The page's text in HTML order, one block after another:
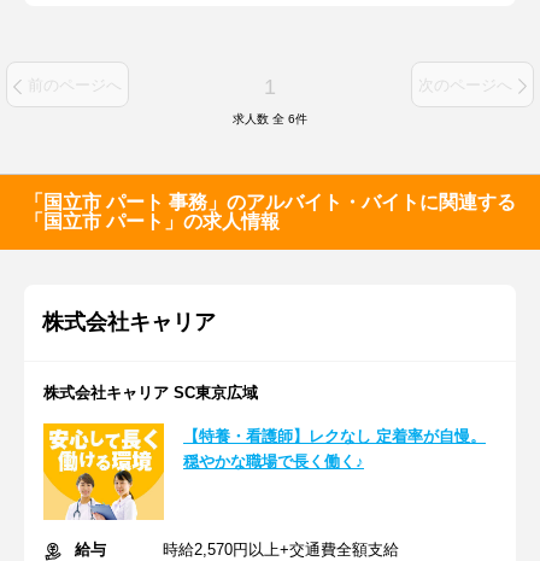
前のページへ 1 次のページへ
求人数 全 6件
「国立市 パート 事務」のアルバイト・バイトに関連する
「国立市 パート」の求人情報
株式会社キャリア
株式会社キャリア SC東京広域
【特養・看護師】レクなし 定着率が自慢。
穏やかな職場で長く働く♪
給与 時給2,570円以上+交通費全額支給